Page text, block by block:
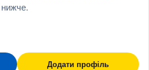
нижче.
Додати профіль